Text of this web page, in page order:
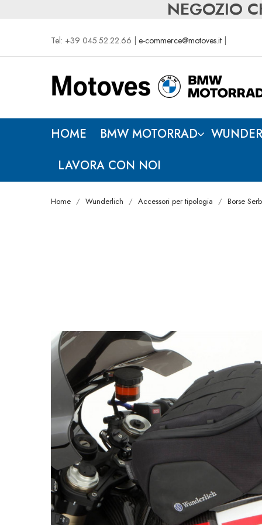
NEGOZIO
Tel: +39 045.52.22.66 | e-commerce@motoves.it
HOME BMW MOTORRAD
LAVORA CON NOI
Home Wunderlich Accessori per tipologia Borse